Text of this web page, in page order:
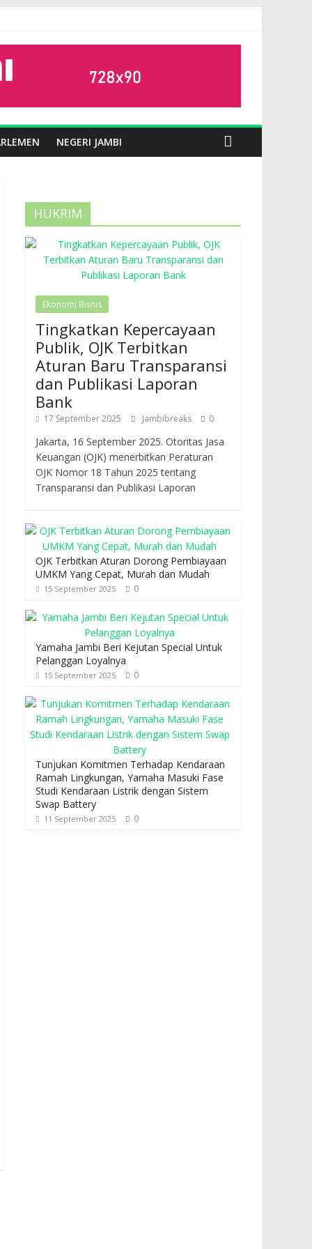
NEGERI JAMBI
HUKRIM
Ekonomi Bisnis
Tingkatkan Kepercayaan
Publik, OJK Terbitkan
Aturan Baru Transparansi
dan Publikasi Laporan
Bank
17 September 2025 Jambibreaks 0
Jakarta, 16 September 2025. Otoritas Jasa
Keuangan (OJK) menerbitkan Peraturan
OJK Nomor 18 Tahun 2025 tentang
Transparansi dan Publikasi Laporan
OJK Terbitkan Aturan Dorong Pembiayaan
UMKM Yang Cepat, Murah dan Mudah
15 September 2025 0
Yamaha Jambi Beri Kejutan Special Untuk
Pelanggan Loyalnya
15 September 2025 0
Tunjukan Komitmen Terhadap Kendaraan
Ramah Lingkungan, Yamaha Masuki Fase
Studi Kendaraan Listrik dengan Sistem
Swap Battery
11 September 2025 0